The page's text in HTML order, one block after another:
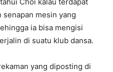
Choi kalau terdapat
mesin yang
ia bisa mengisi
di suatu klub dansa.
yang diposting di